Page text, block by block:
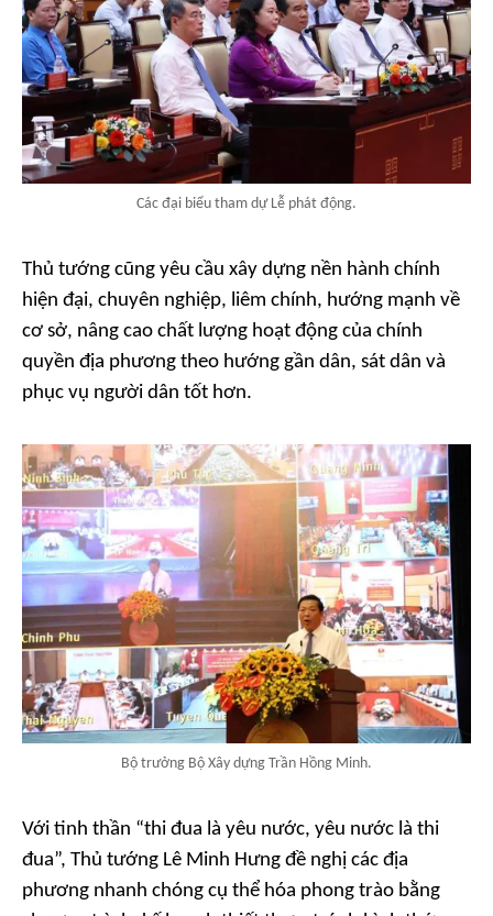
Các đại biểu tham dự Lễ phát động.
Thủ tướng cũng yêu cầu xây dựng nền hành chính
hiện đại, chuyên nghiệp, liêm chính, hướng mạnh về
cơ sở, nâng cao chất lượng hoạt động của chính
quyền địa phương theo hướng gần dân, sát dân và
phục vụ người dân tốt hơn.
Bộ trưởng Bộ Xây dựng Trần Hồng Minh.
Với tinh thần “thi đua là yêu nước, yêu nước là thi
đua”, Thủ tướng Lê Minh Hưng đề nghị các địa
phương nhanh chóng cụ thể hóa phong trào bằng